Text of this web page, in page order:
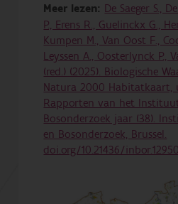
Meer lezen: De Saeger S.,
P., Erens R., Guelinckx G.,
Kumpen M., Van Oost F.,
Leyssen A., Oosterlynck P.,
(red.) (2025). Biologische
Natura 2000 Habitatkaart,
Rapporten van het
Bosonderzoek jaar (38).
en Bosonderzoek, Brussel.
doi.org/10.21436/